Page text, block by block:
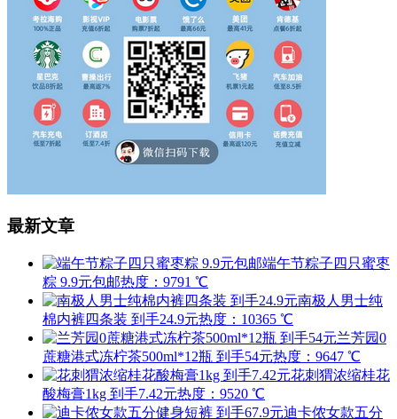
最新文章
端午节粽子四只蜜枣
粽 9.9元包邮热度：9791 ℃
南极人男士纯
棉内裤四条装 到手24.9元热度：10365 ℃
兰芳园0
蔗糖港式冻柠茶500ml*12瓶 到手54元热度：9647 ℃
花刺猬浓缩桂花
酸梅膏1kg 到手7.42元热度：9520 ℃
迪卡侬女款五分